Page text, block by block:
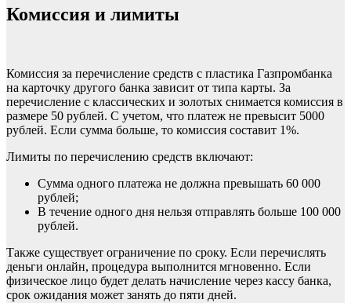
Комиссия и лимиты
Комиссия за перечисление средств с пластика Газпромбанка
на карточку другого банка зависит от типа карты. За
перечисление с классических и золотых снимается комиссия в
размере 50 рублей. С учетом, что платеж не превысит 5000
рублей. Если сумма больше, то комиссия составит 1%.
Лимиты по перечислению средств включают:
Сумма одного платежа не должна превышать 60 000
рублей;
В течение одного дня нельзя отправлять больше 100 000
рублей.
Также существует ограничение по сроку. Если перечислять
деньги онлайн, процедура выполнится мгновенно. Если
физическое лицо будет делать начисление через кассу банка,
срок ожидания может занять до пяти дней.